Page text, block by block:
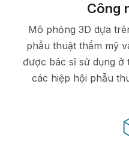
Công
Mô phỏng 3D dựa
phẫu thuật thẩm mỹ
được bác sĩ sử dụng ở
các hiệp hội phẫu